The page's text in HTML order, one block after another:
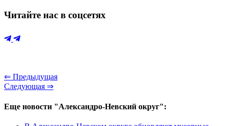
Читайте нас в соцсетях
⇐ Предыдущая
Следующая ⇒
Еще новости "Александро-Невский округ":